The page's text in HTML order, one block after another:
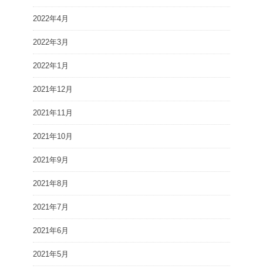
2022年4月
2022年3月
2022年1月
2021年12月
2021年11月
2021年10月
2021年9月
2021年8月
2021年7月
2021年6月
2021年5月